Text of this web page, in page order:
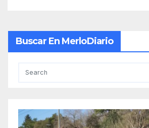
Buscar En MerloDiario